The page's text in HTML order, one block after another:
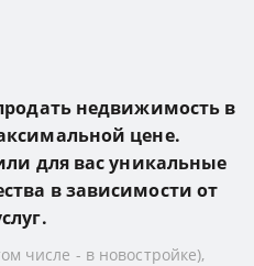
недвижимость в
цене.
для вас уникальные
в зависимости от
числе - в новостройке),